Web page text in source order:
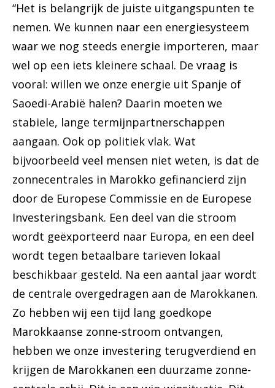
“Het is belangrijk de juiste uitgangspunten te
nemen. We kunnen naar een energiesysteem
waar we nog steeds energie importeren, maar
wel op een iets kleinere schaal. De vraag is
vooral: willen we onze energie uit Spanje of
Saoedi-Arabië halen? Daarin moeten we
stabiele, lange termijnpartnerschappen
aangaan. Ook op politiek vlak. Wat
bijvoorbeeld veel mensen niet weten, is dat de
zonnecentrales in Marokko gefinancierd zijn
door de Europese Commissie en de Europese
Investeringsbank. Een deel van die stroom
wordt geëxporteerd naar Europa, en een deel
wordt tegen betaalbare tarieven lokaal
beschikbaar gesteld. Na een aantal jaar wordt
de centrale overgedragen aan de Marokkanen.
Zo hebben wij een tijd lang goedkope
Marokkaanse zonne-stroom ontvangen,
hebben we onze investering terugverdiend en
krijgen de Marokkanen een duurzame zonne-